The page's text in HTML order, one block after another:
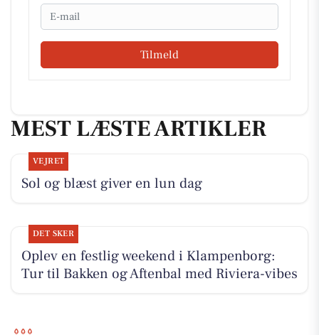
Email
Tilmeld
MEST LÆSTE ARTIKLER
VEJRET
Sol og blæst giver en lun dag
DET SKER
Oplev en festlig weekend i Klampenborg:
Tur til Bakken og Aftenbal med Riviera-vibes